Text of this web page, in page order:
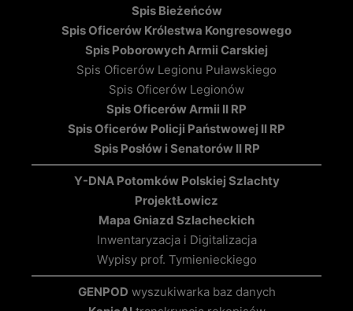
Spis Bieżeńców
Spis Oficerów Królestwa Kongresowego
Spis Poborowych Armii Carskiej
Spis Oficerów Legionu Puławskiego
Spis Oficerów Legionów
Spis Oficerów Armii II RP
Spis Oficerów Policji Państwowej II RP
Spis Posłów i Senatorów II RP
Y-DNA Potomków Polskiej Szlachty
ProjektŁowicz
Mapa Gniazd Szlacheckich
Inwentaryzacja i Digitalizacja
Wypisy prof. Tymienieckiego
GENPOD wyszukiwarka baz danych